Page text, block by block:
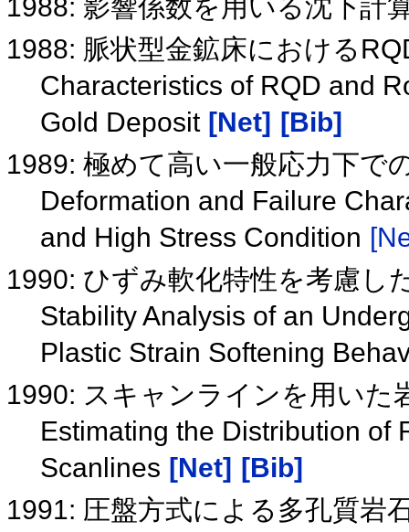
1988: 影響係数を用いる沈下計
1988: 脈状型金鉱床における
Characteristics of RQD and
Gold Deposit [Net] [Bib]
1989: 極めて高い一般応力下で
Deformation and Failure
and High Stress Condition
1990: ひずみ軟化特性を考慮し
Stability Analysis of an
Plastic Strain Softening
1990: スキャンラインを用いた
Estimating the Distribution of
Scanlines [Net] [Bib]
1991: 圧盤方式による多孔質岩